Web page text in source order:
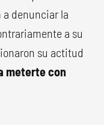
denunciar la
a su
su actitud
meterte con